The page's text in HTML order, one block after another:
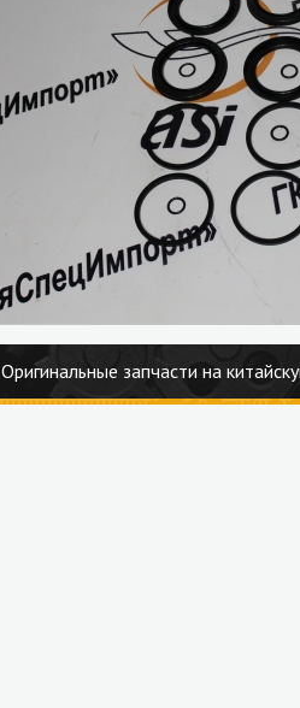
Оригинальные запчасти на